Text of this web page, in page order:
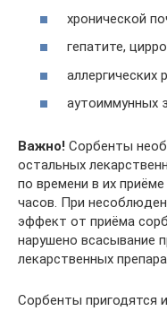
хронической
гепатите,
аллергических
аутоиммунных
Важно! Сорбенты
остальных
по времени в их
часов. При
эффект от приёма
нарушено всасывание
лекарственных
Сорбенты пригодятся